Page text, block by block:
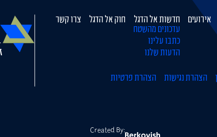
אירועים
חדשות אל הדגל
עדכונים מהשטח
כתבו עלינו
הדעות שלנו
חוק אל הדגל צרו קשר
הצהרת נגישות הצהרת פרטיות
Created By: